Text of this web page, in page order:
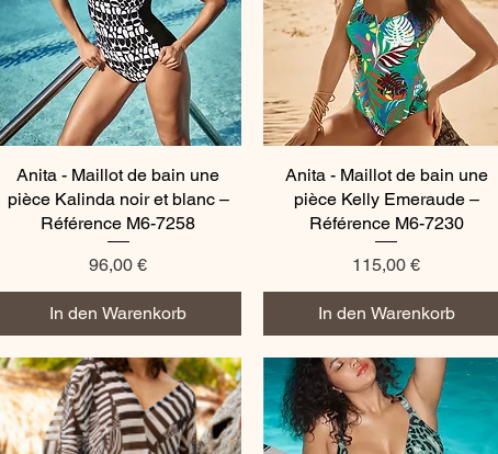
Schnellansicht
Anita - Maillot de bain une
pièce Kalinda noir et blanc –
Référence M6-7258
Preis
96,00 €
In den Warenkorb
Schnellansicht
Anita - Maillot de bain une
pièce Kelly Emeraude –
Référence M6-7230
Preis
115,00 €
In den Warenkorb